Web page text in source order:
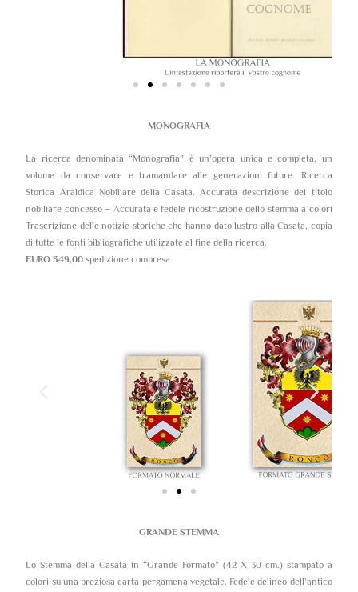
MONOGRAFIA
La ricerca denominata “Monografia” è un’opera unica e completa, un
volume da conservare e tramandare alle generazioni future. Ricerca
Storica Araldica Nobiliare della Casata. Accurata descrizione del titolo
nobiliare concesso – Accurata e fedele ricostruzione dello stemma a colori
Trascrizione delle notizie storiche che hanno dato lustro alla Casata, copia
di tutte le fonti bibliografiche utilizzate al fine della ricerca.
EURO 349,00 spedizione compresa
GRANDE STEMMA
Lo Stemma della Casata in “Grande Formato” (42 X 30 cm.) stampato a
colori su una preziosa carta pergamena vegetale. Fedele delineo dell’antico